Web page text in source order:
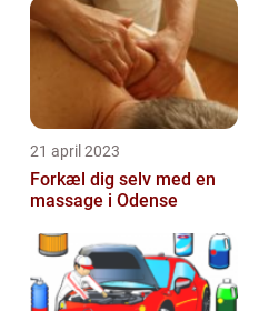
21 april 2023
Forkæl dig selv med en
massage i Odense